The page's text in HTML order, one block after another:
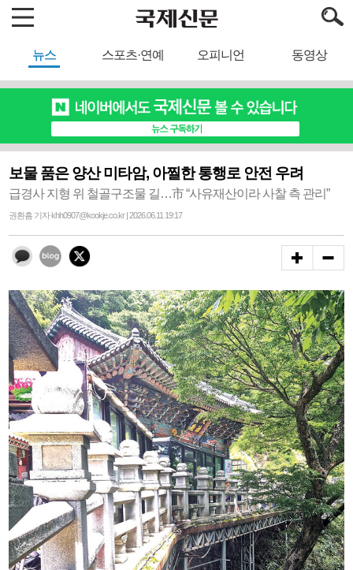
뉴스 스포츠·연예 오피니언 동영상
보물 품은 양산 미타암, 아찔한 통행로 안전 우려
급경사 지형 위 철골구조물 길…市 “사유재산이라 사찰 측 관리”
권환흠 기자 khh0907@kookje.co.kr | 2026.06.11 19:17